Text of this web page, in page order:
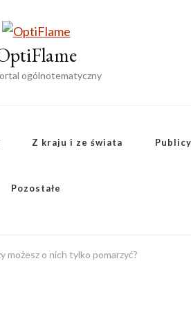
ogólnotematyczny
Z kraju i ze świata
Pozostałe
możesz o nich tylko pomarzyć?